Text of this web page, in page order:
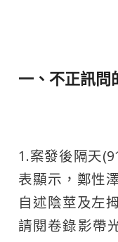
一、不正訊問
1.案發後隔天
表顯示，鄭性
自述陰莖及左
請閱卷錄影帶